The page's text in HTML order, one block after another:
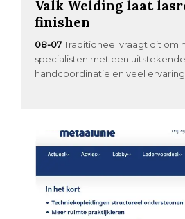
Valk Welding laat
finishen
08-07 Traditioneel vraagt dit om
specialisten met een
handcoördinatie en veel